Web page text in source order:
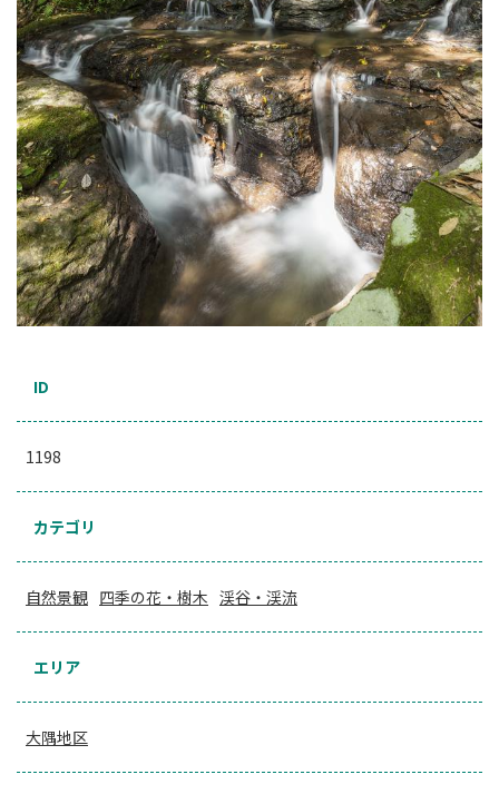
ID
1198
カテゴリ
自然景観 四季の花・樹木 渓谷・渓流
エリア
大隅地区